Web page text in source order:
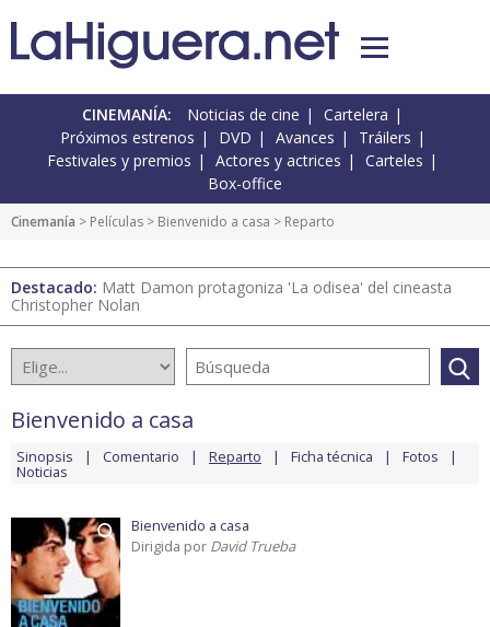
CINEMANÍA: Noticias de cine
Cartelera
Próximos estrenos
DVD Avances
Tráilers
Festivales y premios
Actores y actrices
Carteles
Box-office
Cinemanía > Películas > Bienvenido a casa > Reparto
Destacado: Matt Damon protagoniza 'La odisea' del cineasta
Christopher Nolan
Bienvenido a casa
Sinopsis Comentario Reparto Ficha técnica Fotos
Noticias
Bienvenido a casa
Dirigida por David Trueba